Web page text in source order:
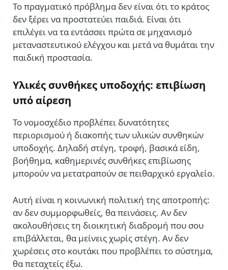
Το πραγματικό πρόβλημα δεν είναι ότι το κράτος
δεν ξέρει να προστατεύει παιδιά. Είναι ότι
επιλέγει να τα εντάσσει πρώτα σε μηχανισμό
μεταναστευτικού ελέγχου και μετά να θυμάται την
παιδική προστασία.
Υλικές συνθήκες υποδοχής: επιβίωση
υπό αίρεση
Το νομοσχέδιο προβλέπει δυνατότητες
περιορισμού ή διακοπής των υλικών συνθηκών
υποδοχής. Δηλαδή στέγη, τροφή, βασικά είδη,
βοήθημα, καθημερινές συνθήκες επιβίωσης
μπορούν να μετατραπούν σε πειθαρχικό εργαλείο.
Αυτή είναι η κοινωνική πολιτική της αποτροπής:
αν δεν συμμορφωθείς, θα πεινάσεις. Αν δεν
ακολουθήσεις τη διοικητική διαδρομή που σου
επιβάλλεται, θα μείνεις χωρίς στέγη. Αν δεν
χωρέσεις στο κουτάκι που προβλέπει το σύστημα,
θα πεταχτείς έξω.